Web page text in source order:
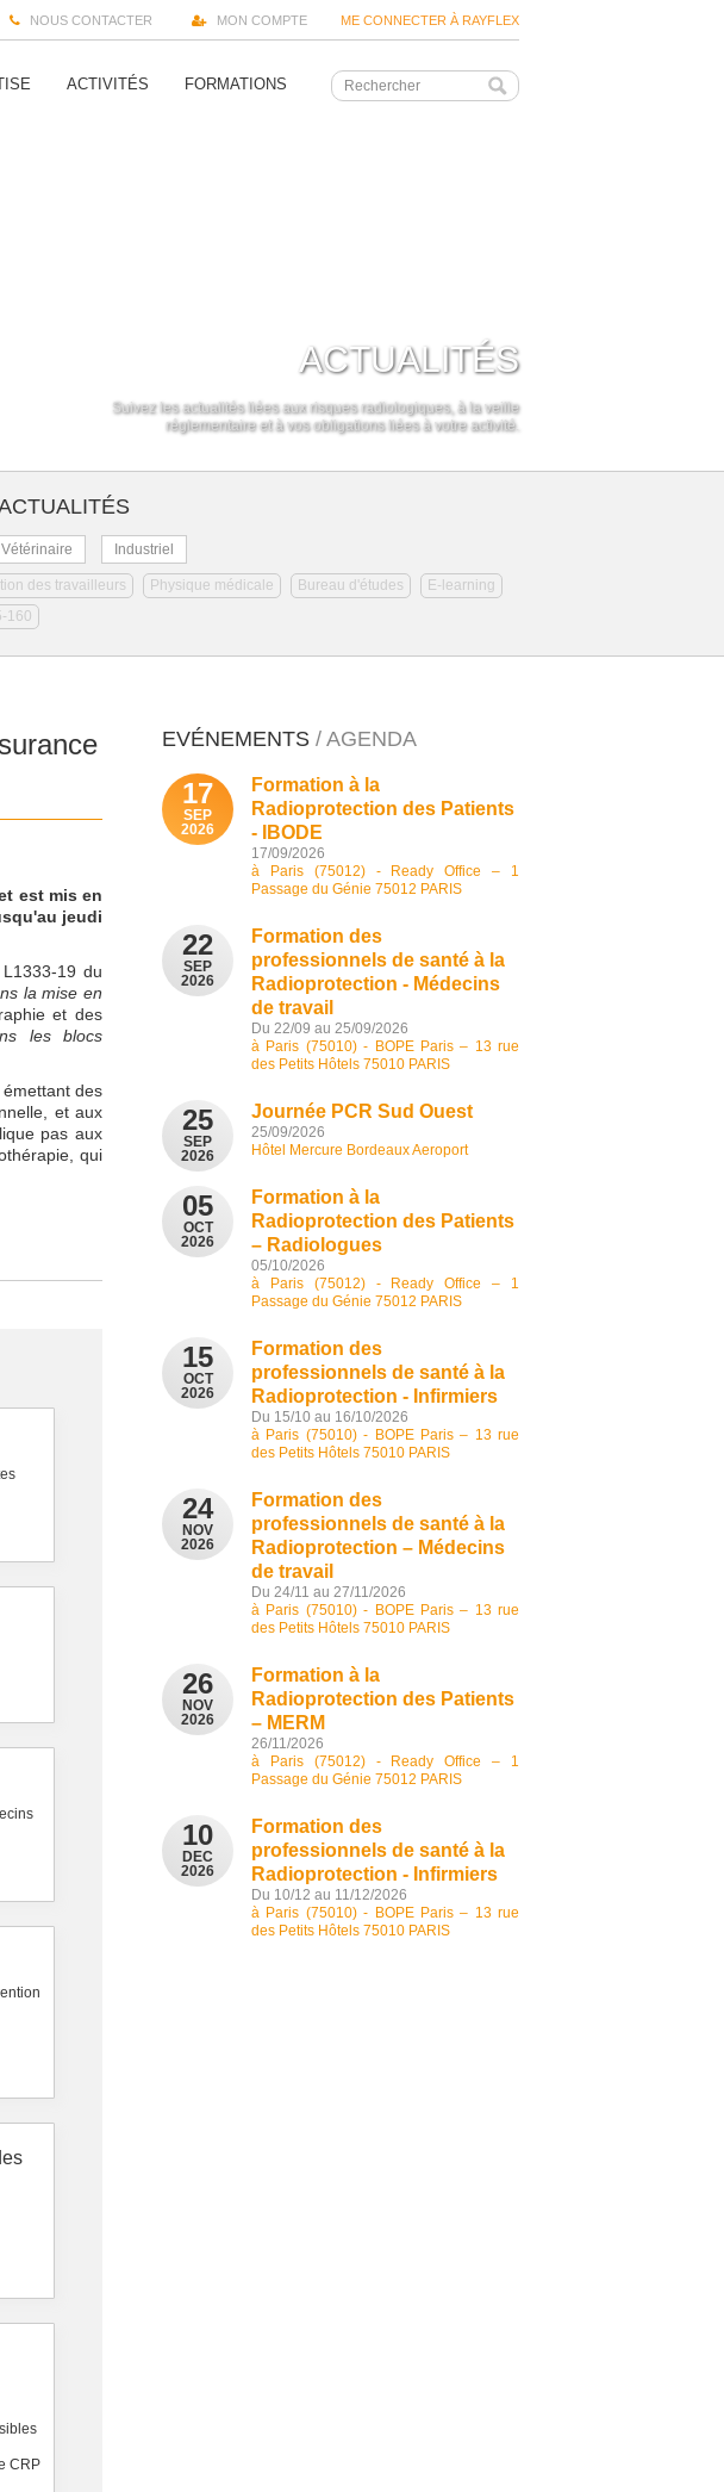
NOUS CONTACTER MON COMPTE ME CONNECTER À RAYFLEX
ACTIVITÉS FORMATIONS
ACTUALITÉS
Suivez les actualités liées aux risques radiologiques, à la veille
réglementaire et à vos obligations liées à votre activité.
Vétérinaire Industriel
des travailleurs Physique médicale Bureau d'études
E-learning
160
est mis en
jeudi
19 du
la mise en
et des
les blocs
des
et aux
pas aux
qui
CRP
EVÉNEMENTS / AGENDA
17
SEP
2026
Formation à la
Radioprotection des Patients
- IBODE
17/09/2026
à Paris (75012) - Ready Office – 1
Passage du Génie 75012 PARIS
22
SEP
2026
Formation des
professionnels de santé à la
Radioprotection - Médecins
de travail
Du 22/09 au 25/09/2026
à Paris (75010) - BOPE Paris – 13 rue
des Petits Hôtels 75010 PARIS
25
SEP
2026
Journée PCR Sud Ouest
25/09/2026
Hôtel Mercure Bordeaux Aeroport
05
OCT
2026
Formation à la
Radioprotection des Patients
– Radiologues
05/10/2026
à Paris (75012) - Ready Office – 1
Passage du Génie 75012 PARIS
15
OCT
2026
Formation des
professionnels de santé à la
Radioprotection - Infirmiers
Du 15/10 au 16/10/2026
à Paris (75010) - BOPE Paris – 13 rue
des Petits Hôtels 75010 PARIS
24
NOV
2026
Formation des
professionnels de santé à la
Radioprotection – Médecins
de travail
Du 24/11 au 27/11/2026
à Paris (75010) - BOPE Paris – 13 rue
des Petits Hôtels 75010 PARIS
26
NOV
2026
Formation à la
Radioprotection des Patients
– MERM
26/11/2026
à Paris (75012) - Ready Office – 1
Passage du Génie 75012 PARIS
10
DEC
2026
Formation des
professionnels de santé à la
Radioprotection - Infirmiers
Du 10/12 au 11/12/2026
à Paris (75010) - BOPE Paris – 13 rue
des Petits Hôtels 75010 PARIS